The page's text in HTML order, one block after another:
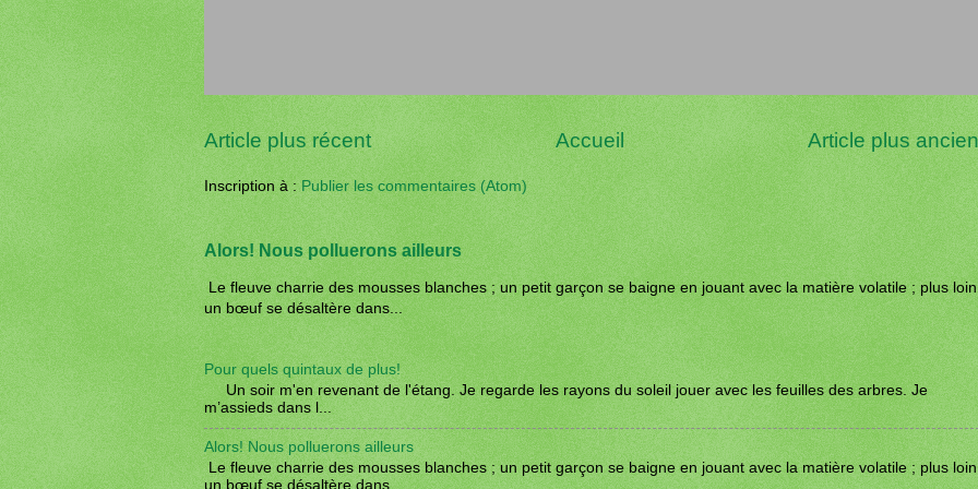
Article plus récent Article plus ancien
Accueil
Inscription à : Publier les commentaires (Atom)
Alors! Nous polluerons ailleurs
Le fleuve charrie des mousses blanches ; un petit garçon se baigne en jouant avec la matière volatile ; plus loin
un bœuf se désaltère dans...
Pour quels quintaux de plus!
Un soir m'en revenant de l'étang. Je regarde les rayons du soleil jouer avec les feuilles des arbres. Je
m’assieds dans l...
Alors! Nous polluerons ailleurs
Le fleuve charrie des mousses blanches ; un petit garçon se baigne en jouant avec la matière volatile ; plus loin
un bœuf se désaltère dans...